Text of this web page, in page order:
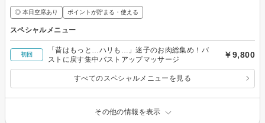
◎ 本日空席あり ポイントが貯まる・使える
スペシャルメニュー
初回
「昔はもっと…ハリも…」迷子のお肉総集め！バ
ストに戻す集中バストアップマッサージ
￥9,800
すべてのスペシャルメニューを見る
その他の情報を表示